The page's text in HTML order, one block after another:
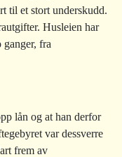
til et stort underskudd.
Husleien har
fra
lån og at han derfor
var dessverre
frem av